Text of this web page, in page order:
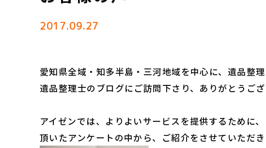
2017.09.27
愛知県全域・知多半島・三河地域を中心に、遺品整
遺品整理士のブログにご訪問下さり、ありがとうござ
アイゼンでは、よりよいサービスを提供するために
頂いたアンケートの中から、ご紹介をさせていただき